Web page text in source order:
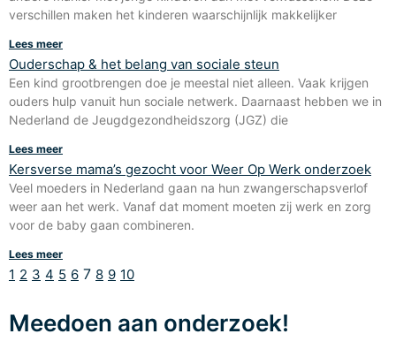
verschillen maken het kinderen waarschijnlijk makkelijker
Lees meer
Ouderschap & het belang van sociale steun
Een kind grootbrengen doe je meestal niet alleen. Vaak krijgen
ouders hulp vanuit hun sociale netwerk. Daarnaast hebben we in
Nederland de Jeugdgezondheidszorg (JGZ) die
Lees meer
Kersverse mama’s gezocht voor Weer Op Werk onderzoek
Veel moeders in Nederland gaan na hun zwangerschapsverlof
weer aan het werk. Vanaf dat moment moeten zij werk en zorg
voor de baby gaan combineren.
Lees meer
1 2 3 4 5 6 7 8 9 10
Meedoen aan onderzoek!